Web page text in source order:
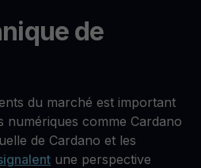
de
du marché est important
numériques comme Cardano
de Cardano et les
une perspective